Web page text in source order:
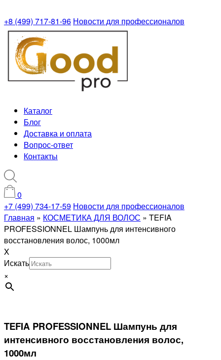
+8 (499) 717-81-96 Новости для профессионалов
Каталог
Блог
Доставка и оплата
Вопрос-ответ
Контакты
0
+7 (499) 734-17-59 Новости для профессионалов
Главная » КОСМЕТИКА ДЛЯ ВОЛОС » TEFIA
PROFESSIONNEL Шампунь для интенсивного
восстановления волос, 1000мл
X
Искать
×
TEFIA PROFESSIONNEL Шампунь для
интенсивного восстановления волос,
1000мл